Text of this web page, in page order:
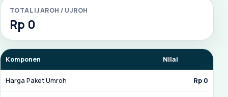
TOTAL IJAROH / UJROH
Rp 0
Komponen Nilai
Harga Paket Umroh Rp 0